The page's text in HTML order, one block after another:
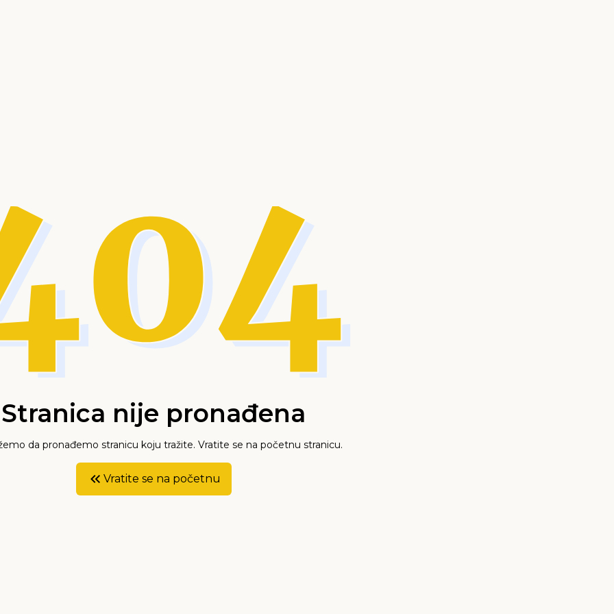
Stranica nije pronađena
da pronađemo stranicu koju tražite. Vratite se na početnu stranicu.
Vratite se na početnu